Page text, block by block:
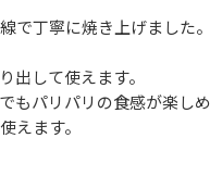
で丁寧に焼き上げました。
出して使えます。
パリパリの食感が楽しめ
えます。